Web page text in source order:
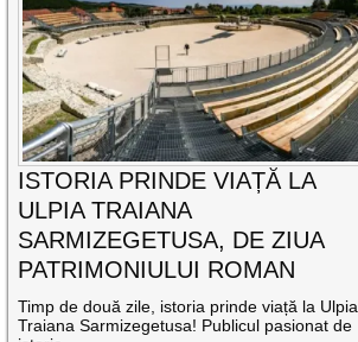
ISTORIA PRINDE VIAȚĂ LA
ULPIA TRAIANA
SARMIZEGETUSA, DE ZIUA
PATRIMONIULUI ROMAN
Timp de două zile, istoria prinde viață la Ulpia
Traiana Sarmizegetusa! Publicul pasionat de